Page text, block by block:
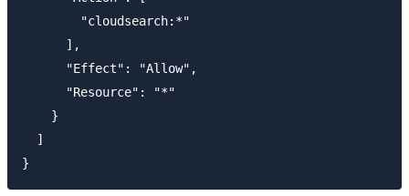
        "cloudsearch:*"
      ],
      "Effect": "Allow",
      "Resource": "*"
    }
  ]